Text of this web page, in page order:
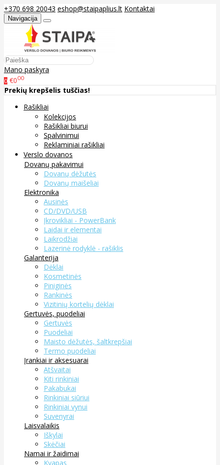
+370 698 20043 eshop@staipaplius.lt Kontaktai
Navigacija
Mano paskyra
0 €000
Prekių krepšelis tuščias!
Rašikliai
Kolekcijos
Rašikliai biurui
Spalvinimui
Reklaminiai rašikliai
Verslo dovanos
Dovanų pakavimui
Dovanų dėžutės
Dovanų maišeliai
Elektronika
Ausinės
CD/DVD/USB
Įkrovikliai - PowerBank
Laidai ir elementai
Laikrodžiai
Lazerinė rodyklė - rašiklis
Galanterija
Dėklai
Kosmetinės
Piniginės
Rankinės
Vizitinių kortelių dėklai
Gertuvės, puodeliai
Gertuvės
Puodeliai
Maisto dėžutės, šaltkrepšiai
Termo puodeliai
Įrankiai ir aksesuarai
Atšvaitai
Kiti rinkiniai
Pakabukai
Rinkiniai siūriui
Rinkiniai vynui
Suvenyrai
Laisvalaikis
Iškylai
Skėčiai
Namai ir žaidimai
Kvapas